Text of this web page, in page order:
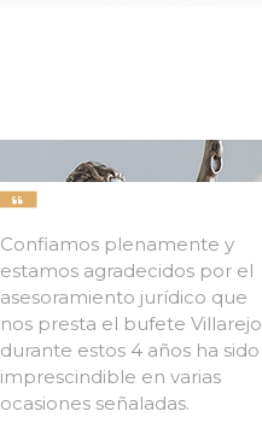
Confiamos plenamente y
estamos agradecidos por el
asesoramiento jurídico que
nos presta el bufete Villarejo
durante estos 4 años ha sido
imprescindible en varias
ocasiones señaladas.